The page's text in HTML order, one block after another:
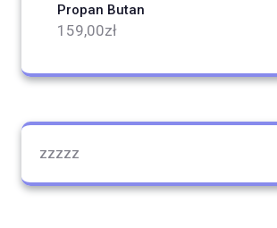
Propan Butan
159,00zł
zzzzz